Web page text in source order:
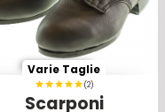
(2)
Scarponi
Varie Taglie